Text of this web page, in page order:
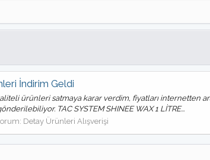
İndirim Geldi
ürünleri satmaya karar verdim, fiyatları internetten
TAC SYSTEM SHINEE WAX 1 LİTRE...
Detay Ürünleri Alışverişi